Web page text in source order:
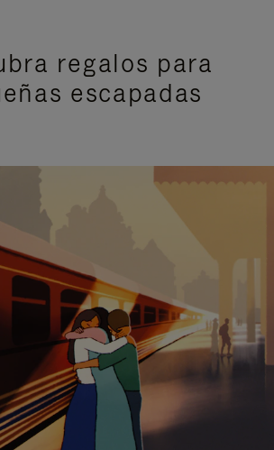
regalos para
escapadas